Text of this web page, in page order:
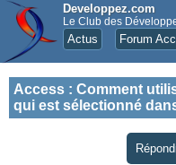
Developpez.com
Le Club des
Actus Forum
Access : Comment
qui est sélectionné